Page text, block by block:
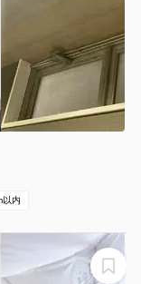
件)
４丁目13-15 2F
以内
スのパーテ